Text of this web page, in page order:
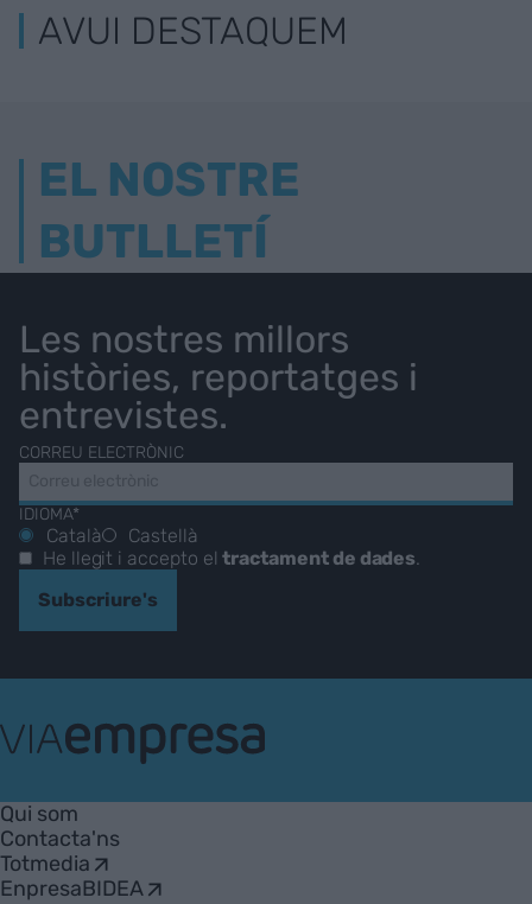
AVUI DESTAQUEM
EL NOSTRE
BUTLLETÍ
Les nostres millors
històries, reportatges i
entrevistes.
CORREU ELECTRÒNIC
IDIOMA*
Català
Castellà
He llegit i accepto eltractament de dades.
Subscriure's
Empresa
Qui som
Contacta'ns
Totmedia
EnpresaBIDEA